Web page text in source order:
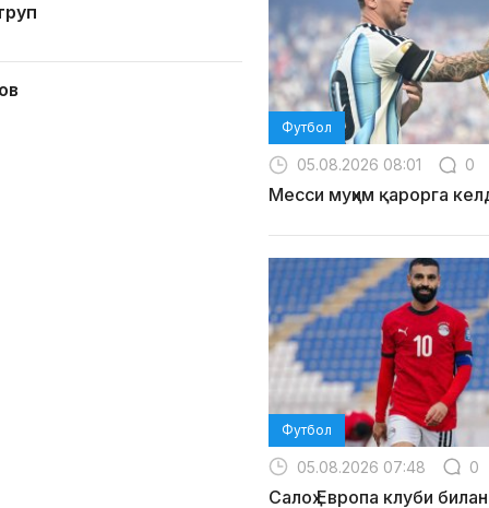
Футбол
05.08.2026 08:01 0
Месси муҳим қарорга
Футбол
05.08.2026 07:48 0
Салоҳ Европа клуби билан